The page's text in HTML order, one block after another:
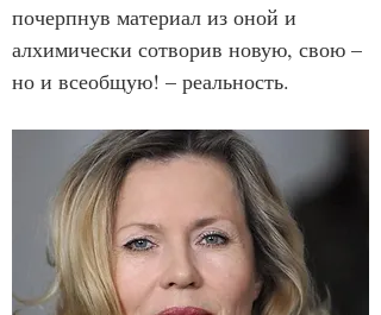
почерпнув материал из оной и
алхимически сотворив новую, свою –
но и всеобщую! – реальность.